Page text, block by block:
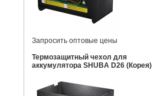
Запросить оптовые цены
Термозащитный чехол для
аккумулятора SHUBA D26 (Корея)